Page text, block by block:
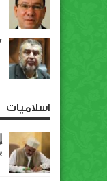
7 دروس
اسلاميات